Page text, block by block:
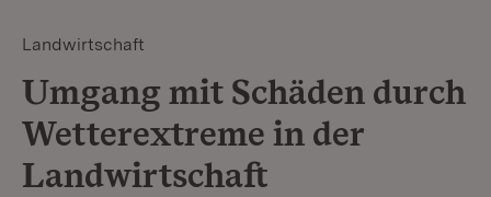
Landwirtschaft
Umgang mit Schäden durch
Wetterextreme in der
Landwirtschaft